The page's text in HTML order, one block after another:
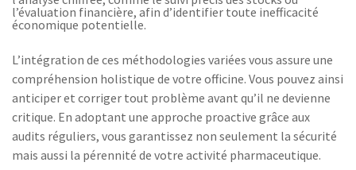
l’évaluation financière, afin d’identifier toute inefficacité
économique potentielle.
L’intégration de ces méthodologies variées vous assure une
compréhension holistique de votre officine. Vous pouvez ainsi
anticiper et corriger tout problème avant qu’il ne devienne
critique. En adoptant une approche proactive grâce aux
audits réguliers, vous garantissez non seulement la sécurité
mais aussi la pérennité de votre activité pharmaceutique.